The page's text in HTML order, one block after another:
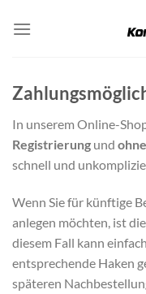
In unserem Online-
Registrierung und ohne
schnell und
Wenn Sie für künftige
anlegen möchten, ist
diesem Fall kann
entsprechende Haken
späteren